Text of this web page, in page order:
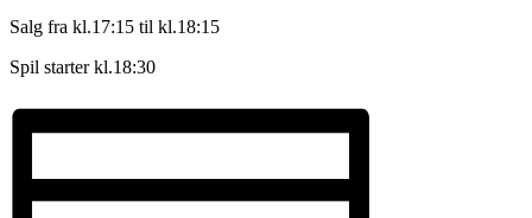
Salg fra kl.17:15 til kl.18:15
Spil starter kl.18:30